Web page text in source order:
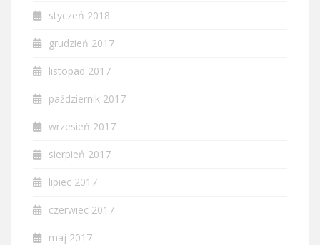
styczeń 2018
grudzień 2017
listopad 2017
październik 2017
wrzesień 2017
sierpień 2017
lipiec 2017
czerwiec 2017
maj 2017